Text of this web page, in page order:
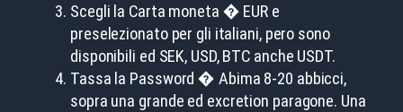
Scegli la Carta moneta � EUR e
preselezionato per gli italiani, pero sono
disponibili ed SEK, USD, BTC anche USDT.
Tassa la Password � Abima 8-20 abbicci,
sopra una grande ed excretion paragone. Una